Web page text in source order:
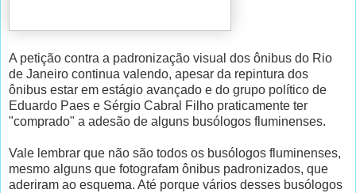
A petição contra a padronização visual dos ônibus do Rio
de Janeiro continua valendo, apesar da repintura dos
ônibus estar em estágio avançado e do grupo político de
Eduardo Paes e Sérgio Cabral Filho praticamente ter
"comprado" a adesão de alguns busólogos fluminenses.
Vale lembrar que não são todos os busólogos fluminenses,
mesmo alguns que fotografam ônibus padronizados, que
aderiram ao esquema. Até porque vários desses busólogos